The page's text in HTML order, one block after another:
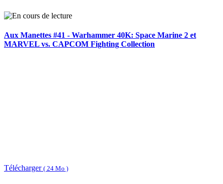
Aux Manettes #41 - Warhammer 40K: Space Marine 2 et
MARVEL vs. CAPCOM Fighting Collection
Télécharger ( 24 Mo )